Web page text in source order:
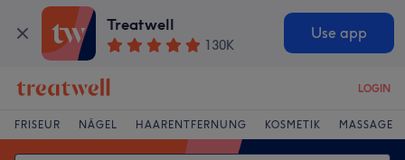
Treatwell
130K
Use app
LOGIN
FRISEUR NÄGEL HAARENTFERNUNG KOSMETIK MASSAGE